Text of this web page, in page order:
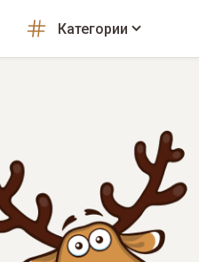
Категории